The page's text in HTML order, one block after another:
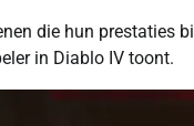
die hun prestaties
in Diablo IV toont.